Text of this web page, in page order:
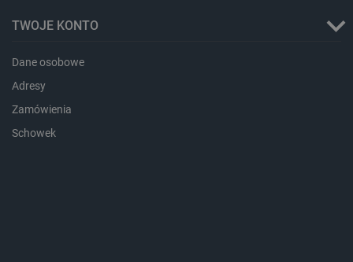
TWOJE KONTO
Dane osobowe
Adresy
Zamówienia
Schowek